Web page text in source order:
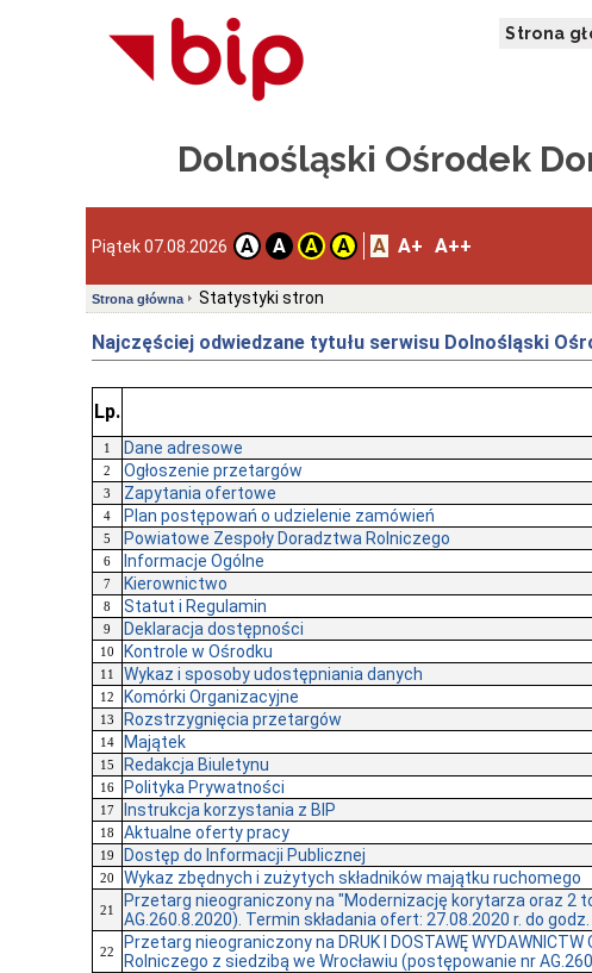
Strona
Dolnośląski Ośrodek
Piątek 07.08.2026 A A A A A A+ A++
Strona główna Statystyki stron
Najczęściej odwiedzane tytułu serwisu Dolnośląski
Lp.
1 Dane adresowe
2
Ogłoszenie przetargów
3
Zapytania ofertowe
4
Plan postępowań o udzielenie zamówień
5
Powiatowe Zespoły Doradztwa Rolniczego
6
Informacje Ogólne
7
Kierownictwo
8
Statut i Regulamin
9
Deklaracja dostępności
10
Kontrole w Ośrodku
11
Wykaz i sposoby udostępniania danych
12
Komórki Organizacyjne
13
Rozstrzygnięcia przetargów
14
Majątek
15
Redakcja Biuletynu
16
Polityka Prywatności
17
Instrukcja korzystania z BIP
18
Aktualne oferty pracy
19
Dostęp do Informacji Publicznej
20
Wykaz zbędnych i zużytych składników majątku ruchomego
21
Przetarg nieograniczony na "Modernizację korytarza oraz 2
AG.260.8.2020). Termin składania ofert: 27.08.2020 r. do godz.
22
Przetarg nieograniczony na DRUK I DOSTAWĘ
Rolniczego z siedzibą we Wrocławiu (postępowanie nr